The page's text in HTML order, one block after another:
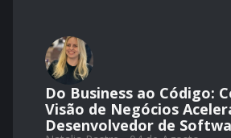
Do Business ao Código:
Visão de Negócios
Desenvolvedor de